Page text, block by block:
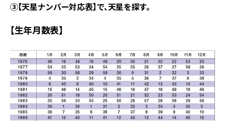
③【天星ナンバー対応表】で、天星を探す。
【生年月数表】